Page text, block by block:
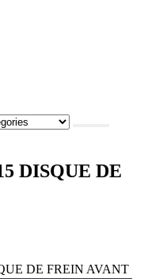
DISQUE DE
DE FREIN AVANT